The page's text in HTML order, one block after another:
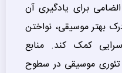
برای یادگیری آن
بهتر موسیقی، نواختن
کمک کند. منابع
تئوری موسیقی در سطوح